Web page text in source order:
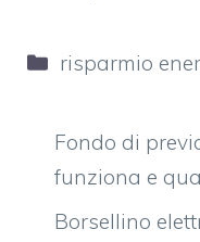
Categorie
risparmio
Fondo di
funziona e
Borsellino